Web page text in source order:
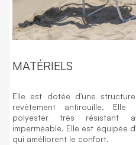
MATÉRIELS
Elle est dotée d'une
revêtement antirouille. Elle
polyester très résistant
imperméable. Elle est équipée
qui améliorent le confort.